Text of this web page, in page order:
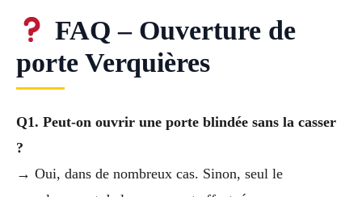
FAQ – Ouverture de
porte Verquières
Q1. Peut-on ouvrir une porte blindée sans la casser
?
→ Oui, dans de nombreux cas. Sinon, seul le